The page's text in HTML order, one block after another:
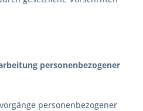
personenbezogener
personenbezogener